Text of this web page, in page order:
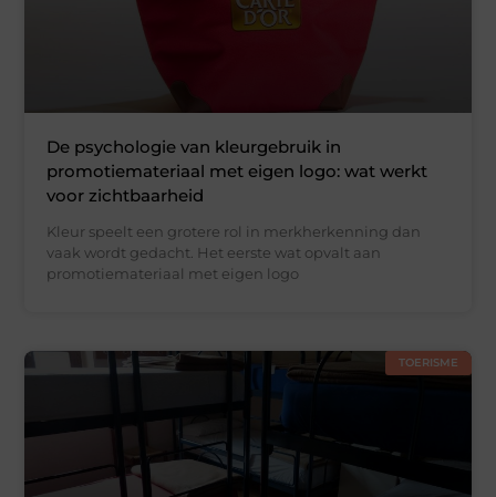
De psychologie van kleurgebruik in
promotiemateriaal met eigen logo: wat werkt
voor zichtbaarheid
Kleur speelt een grotere rol in merkherkenning dan
vaak wordt gedacht. Het eerste wat opvalt aan
promotiemateriaal met eigen logo
TOERISME